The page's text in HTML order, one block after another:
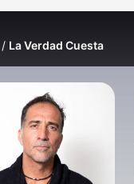
La Verdad Cuesta